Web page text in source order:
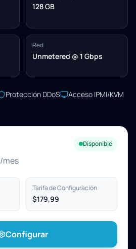
128 GB
Red
Unmetered @ 1 Gbps
Protección DDoS
Acceso IPMI/KVM
/mes
Disponible
Tarifa de Configuración
$179,99
Configurar